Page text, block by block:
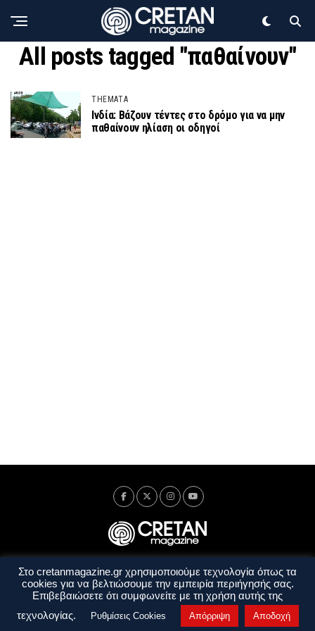
All posts tagged "παθαίνουν"
THEMATA
Ινδία: Βάζουν τέντες στο δρόμο για να μην
παθαίνουν ηλίαση οι οδηγοί
Ταυτότητα Πολιτική Απορρήτου
Όροι Χρήσης
Όροι και Προϋποθέσεις
Στο cretanmagazine.gr χρησιμοποιούμε τεχνολογία όπως τα
cookies για να βελτιώσουμε την εμπειρία περιήγησής σας.
Επιβεβαιώσετε ότι συμφωνείτε με τη χρήση αυτής της
τεχνολογίας.
Ρυθμίσεις Cookies Απόρριψη Αποδοχή